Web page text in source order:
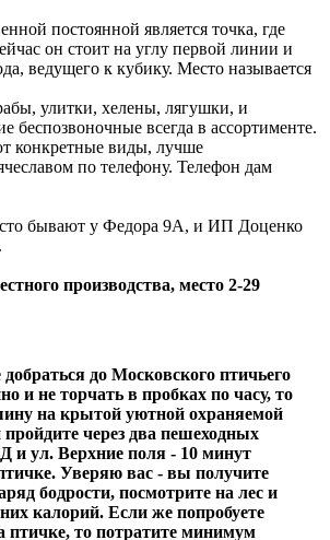
постоянной является точка, где
он стоит на углу первой линии и
ведущего к кубику. Место называется
улитки, хелены, лягушки, и
беспозвоночные всегда в ассортименте.
конкретные виды, лучше
по телефону. Телефон дам
бывают у Федора 9А, и ИП Доценко
производства, место 2-29
до Московского птичьего
и не торчать в пробках по часу, то
на крытой уютной охраняемой
через два пешеходных
и ул. Верхние поля - 10 минут
Уверяю вас - вы получите
бодрости, посмотрите на лес и
калорий. Если же попробуете
птичке, то потратите минимум